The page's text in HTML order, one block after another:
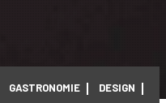
GASTRONOMIE DESIGN